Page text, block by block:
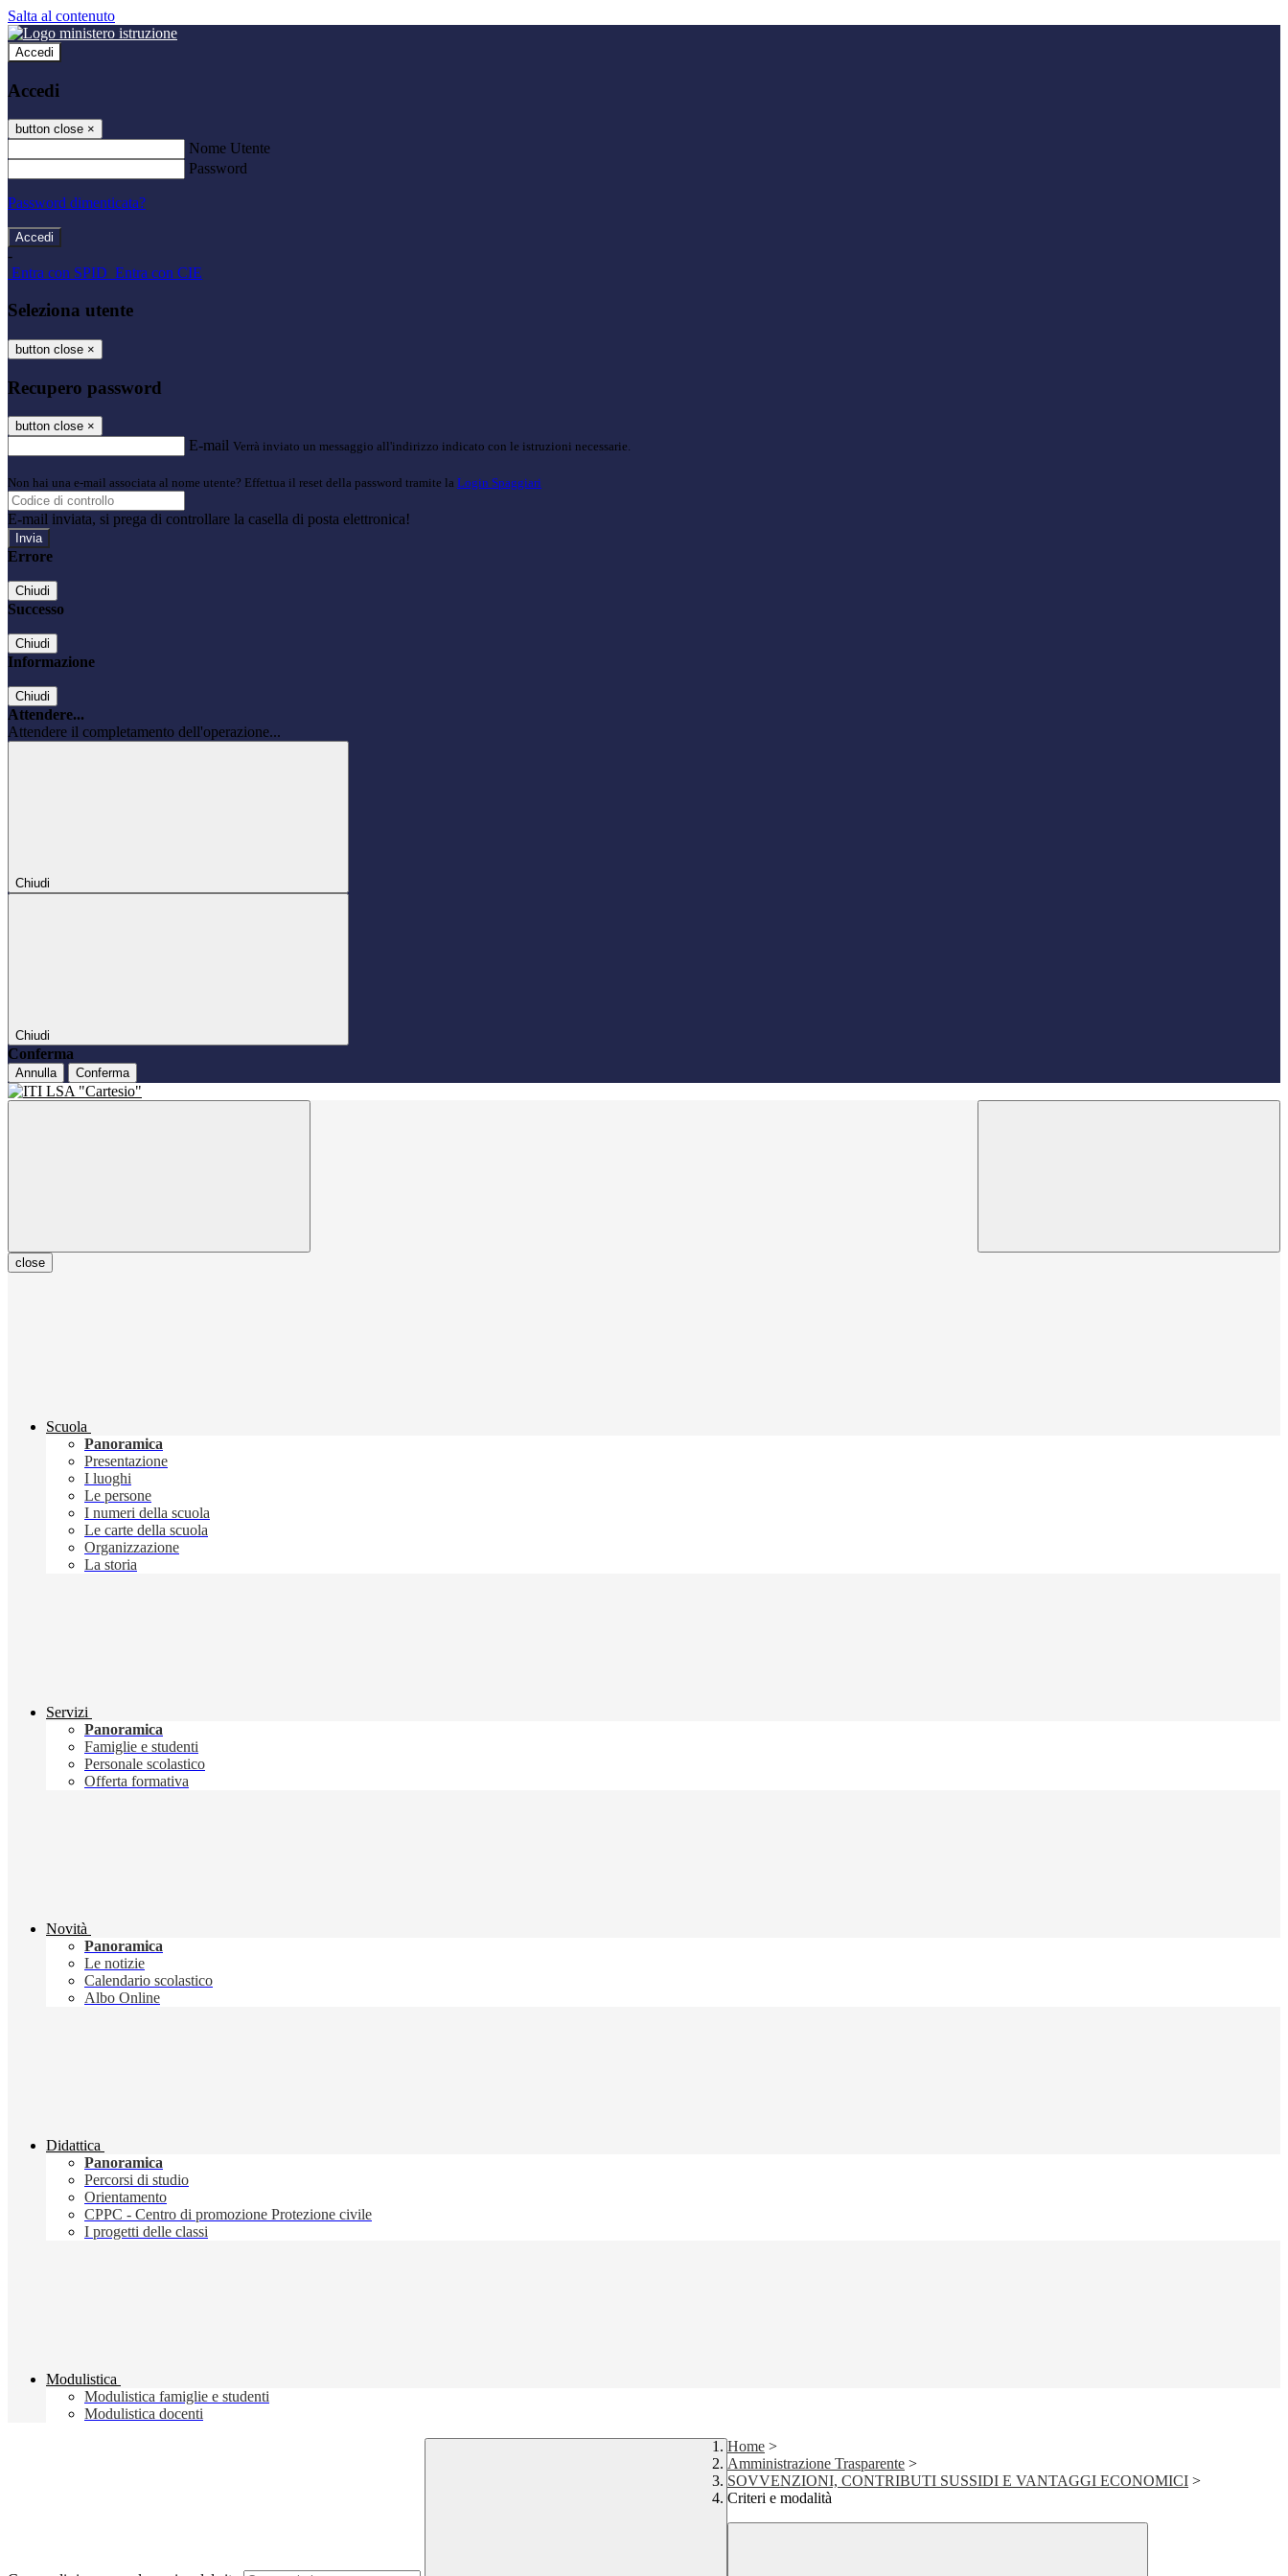
Salta al contenuto
Accedi
Accedi
button close ×
Nome Utente
Password
Password dimenticata?
-
Entra con SPID Entra con CIE
Seleziona utente
button close ×
Recupero password
button close ×
E-mail Verrà inviato un messaggio all'indirizzo indicato con le istruzioni necessarie.
Non hai una e-mail associata al nome utente? Effettua il reset della password tramite la Login Spaggiari
E-mail inviata, si prega di controllare la casella di posta elettronica!
Errore
Chiudi
Successo
Chiudi
Informazione
Chiudi
Attendere...
Attendere il completamento dell'operazione...
Chiudi
Chiudi
Conferma
Annulla Conferma
close
Scuola
Panoramica
Presentazione
I luoghi
Le persone
I numeri della scuola
Le carte della scuola
Organizzazione
La storia
Servizi
Panoramica
Famiglie e studenti
Personale scolastico
Offerta formativa
Novità
Panoramica
Le notizie
Calendario scolastico
Albo Online
Didattica
Panoramica
Percorsi di studio
Orientamento
CPPC - Centro di promozione Protezione civile
I progetti delle classi
Modulistica
Modulistica famiglie e studenti
Modulistica docenti
Home >
Amministrazione Trasparente >
SOVVENZIONI, CONTRIBUTI SUSSIDI E VANTAGGI ECONOMICI >
Criteri e modalità